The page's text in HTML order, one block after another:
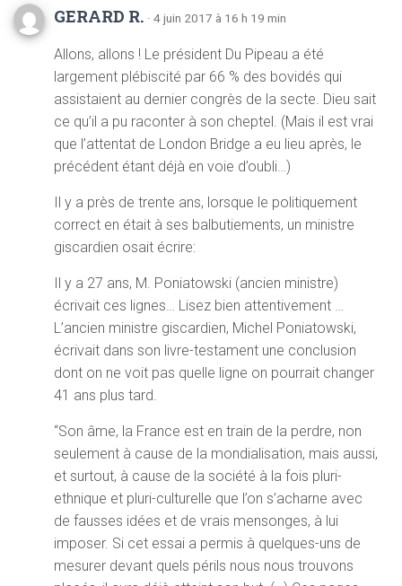
GERARD R. · 4 juin 2017 à 16 h 19 min
Allons, allons ! Le président Du Pipeau a été
largement plébiscité par 66 % des bovidés qui
assistaient au dernier congrès de la secte. Dieu sait
ce qu’il a pu raconter à son cheptel. (Mais il est vrai
que l’attentat de London Bridge a eu lieu après, le
précédent étant déjà en voie d’oubli…)
Il y a près de trente ans, lorsque le politiquement
correct en était à ses balbutiements, un ministre
giscardien osait écrire:
Il y a 27 ans, M. Poniatowski (ancien ministre)
écrivait ces lignes… Lisez bien attentivement …
L’ancien ministre giscardien, Michel Poniatowski,
écrivait dans son livre-testament une conclusion
dont on ne voit pas quelle ligne on pourrait changer
41 ans plus tard.
“Son âme, la France est en train de la perdre, non
seulement à cause de la mondialisation, mais aussi,
et surtout, à cause de la société à la fois pluri-
ethnique et pluri-culturelle que l’on s’acharne avec
de fausses idées et de vrais mensonges, à lui
imposer. Si cet essai a permis à quelques-uns de
mesurer devant quels périls nous nous trouvons